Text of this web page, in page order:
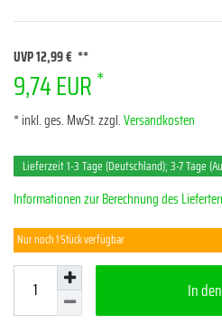
UVP 12,99 €
9,74 EUR *
* inkl. ges. MwSt. zzgl.Versandkosten
Lieferzeit 1-3 Tage (Deutschland); 3-7 Tage
Informationen zur Berechnung des
Nur noch 1 Stück verfügbar
In